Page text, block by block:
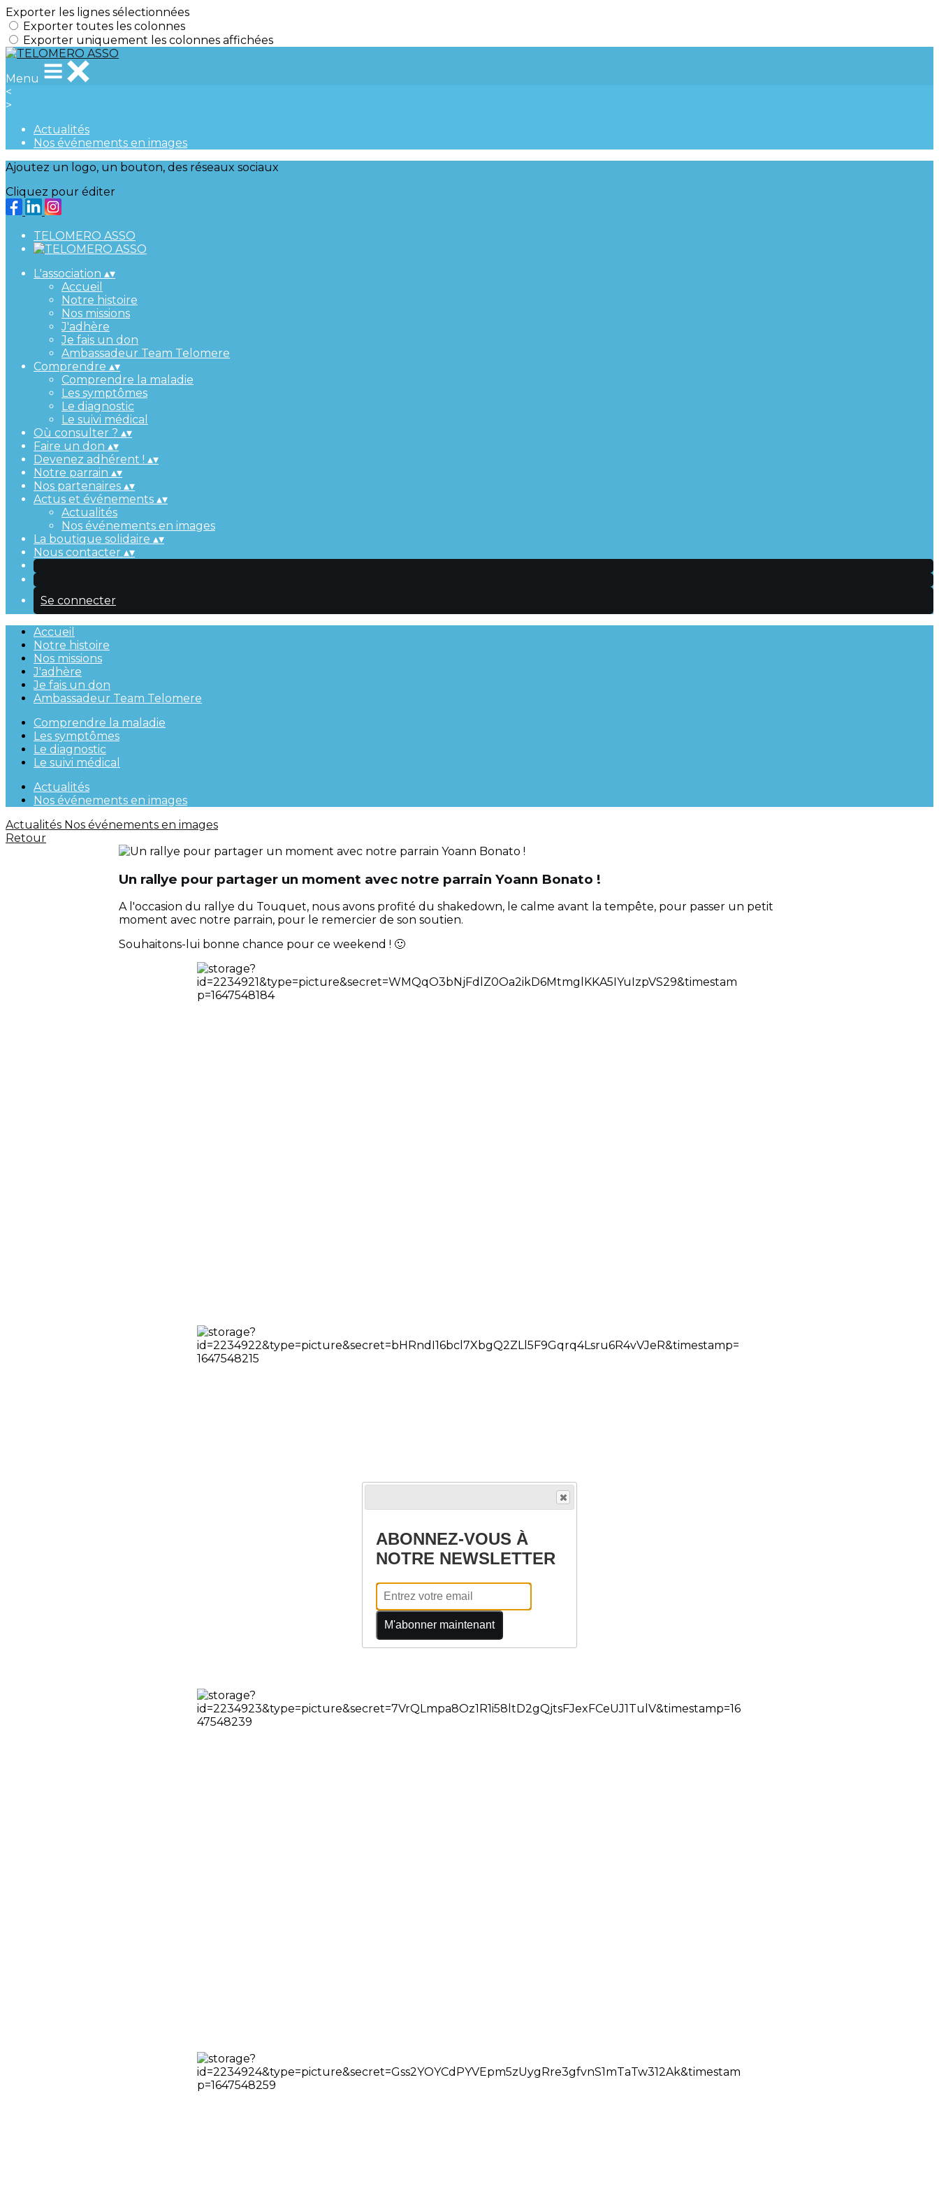
Exporter les lignes sélectionnées
Exporter toutes les colonnes
Exporter uniquement les colonnes affichées
Menu
<
>
Actualités
Nos événements en images
Ajoutez un logo, un bouton, des réseaux sociaux
Cliquez pour éditer
TELOMERO ASSO
L'association ▴▾
Accueil
Notre histoire
Nos missions
J'adhère
Je fais un don
Ambassadeur Team Telomere
Comprendre ▴▾
Comprendre la maladie
Les symptômes
Le diagnostic
Le suivi médical
Où consulter ? ▴▾
Faire un don ▴▾
Devenez adhérent ! ▴▾
Notre parrain ▴▾
Nos partenaires ▴▾
Actus et événements ▴▾
Actualités
Nos événements en images
La boutique solidaire ▴▾
Nous contacter ▴▾
Se connecter
Accueil
Notre histoire
Nos missions
J'adhère
Je fais un don
Ambassadeur Team Telomere
Comprendre la maladie
Les symptômes
Le diagnostic
Le suivi médical
Actualités
Nos événements en images
Actualités Nos événements en images
Retour
Un rallye pour partager un moment avec notre parrain Yoann Bonato !
A l'occasion du rallye du Touquet, nous avons profité du shakedown, le calme avant la tempête, pour passer un petit
moment avec notre parrain, pour le remercier de son soutien.
Souhaitons-lui bonne chance pour ce weekend ! 🙂
ABONNEZ-VOUS À
NOTRE NEWSLETTER
M'abonner maintenant